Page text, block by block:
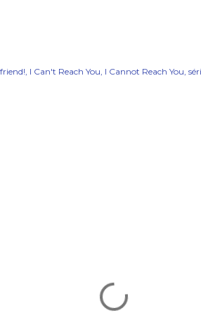
I Can't Reach You I Cannot Reach You